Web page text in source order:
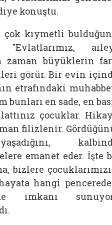
konuştu.
çok kıymetli
zaman büyüklerin
görür. Bir evin
etrafındaki
bunları en sade, en
çocuklar.
filizlenir.
emanet eder. İşte
bizlere
hangi
imkanı